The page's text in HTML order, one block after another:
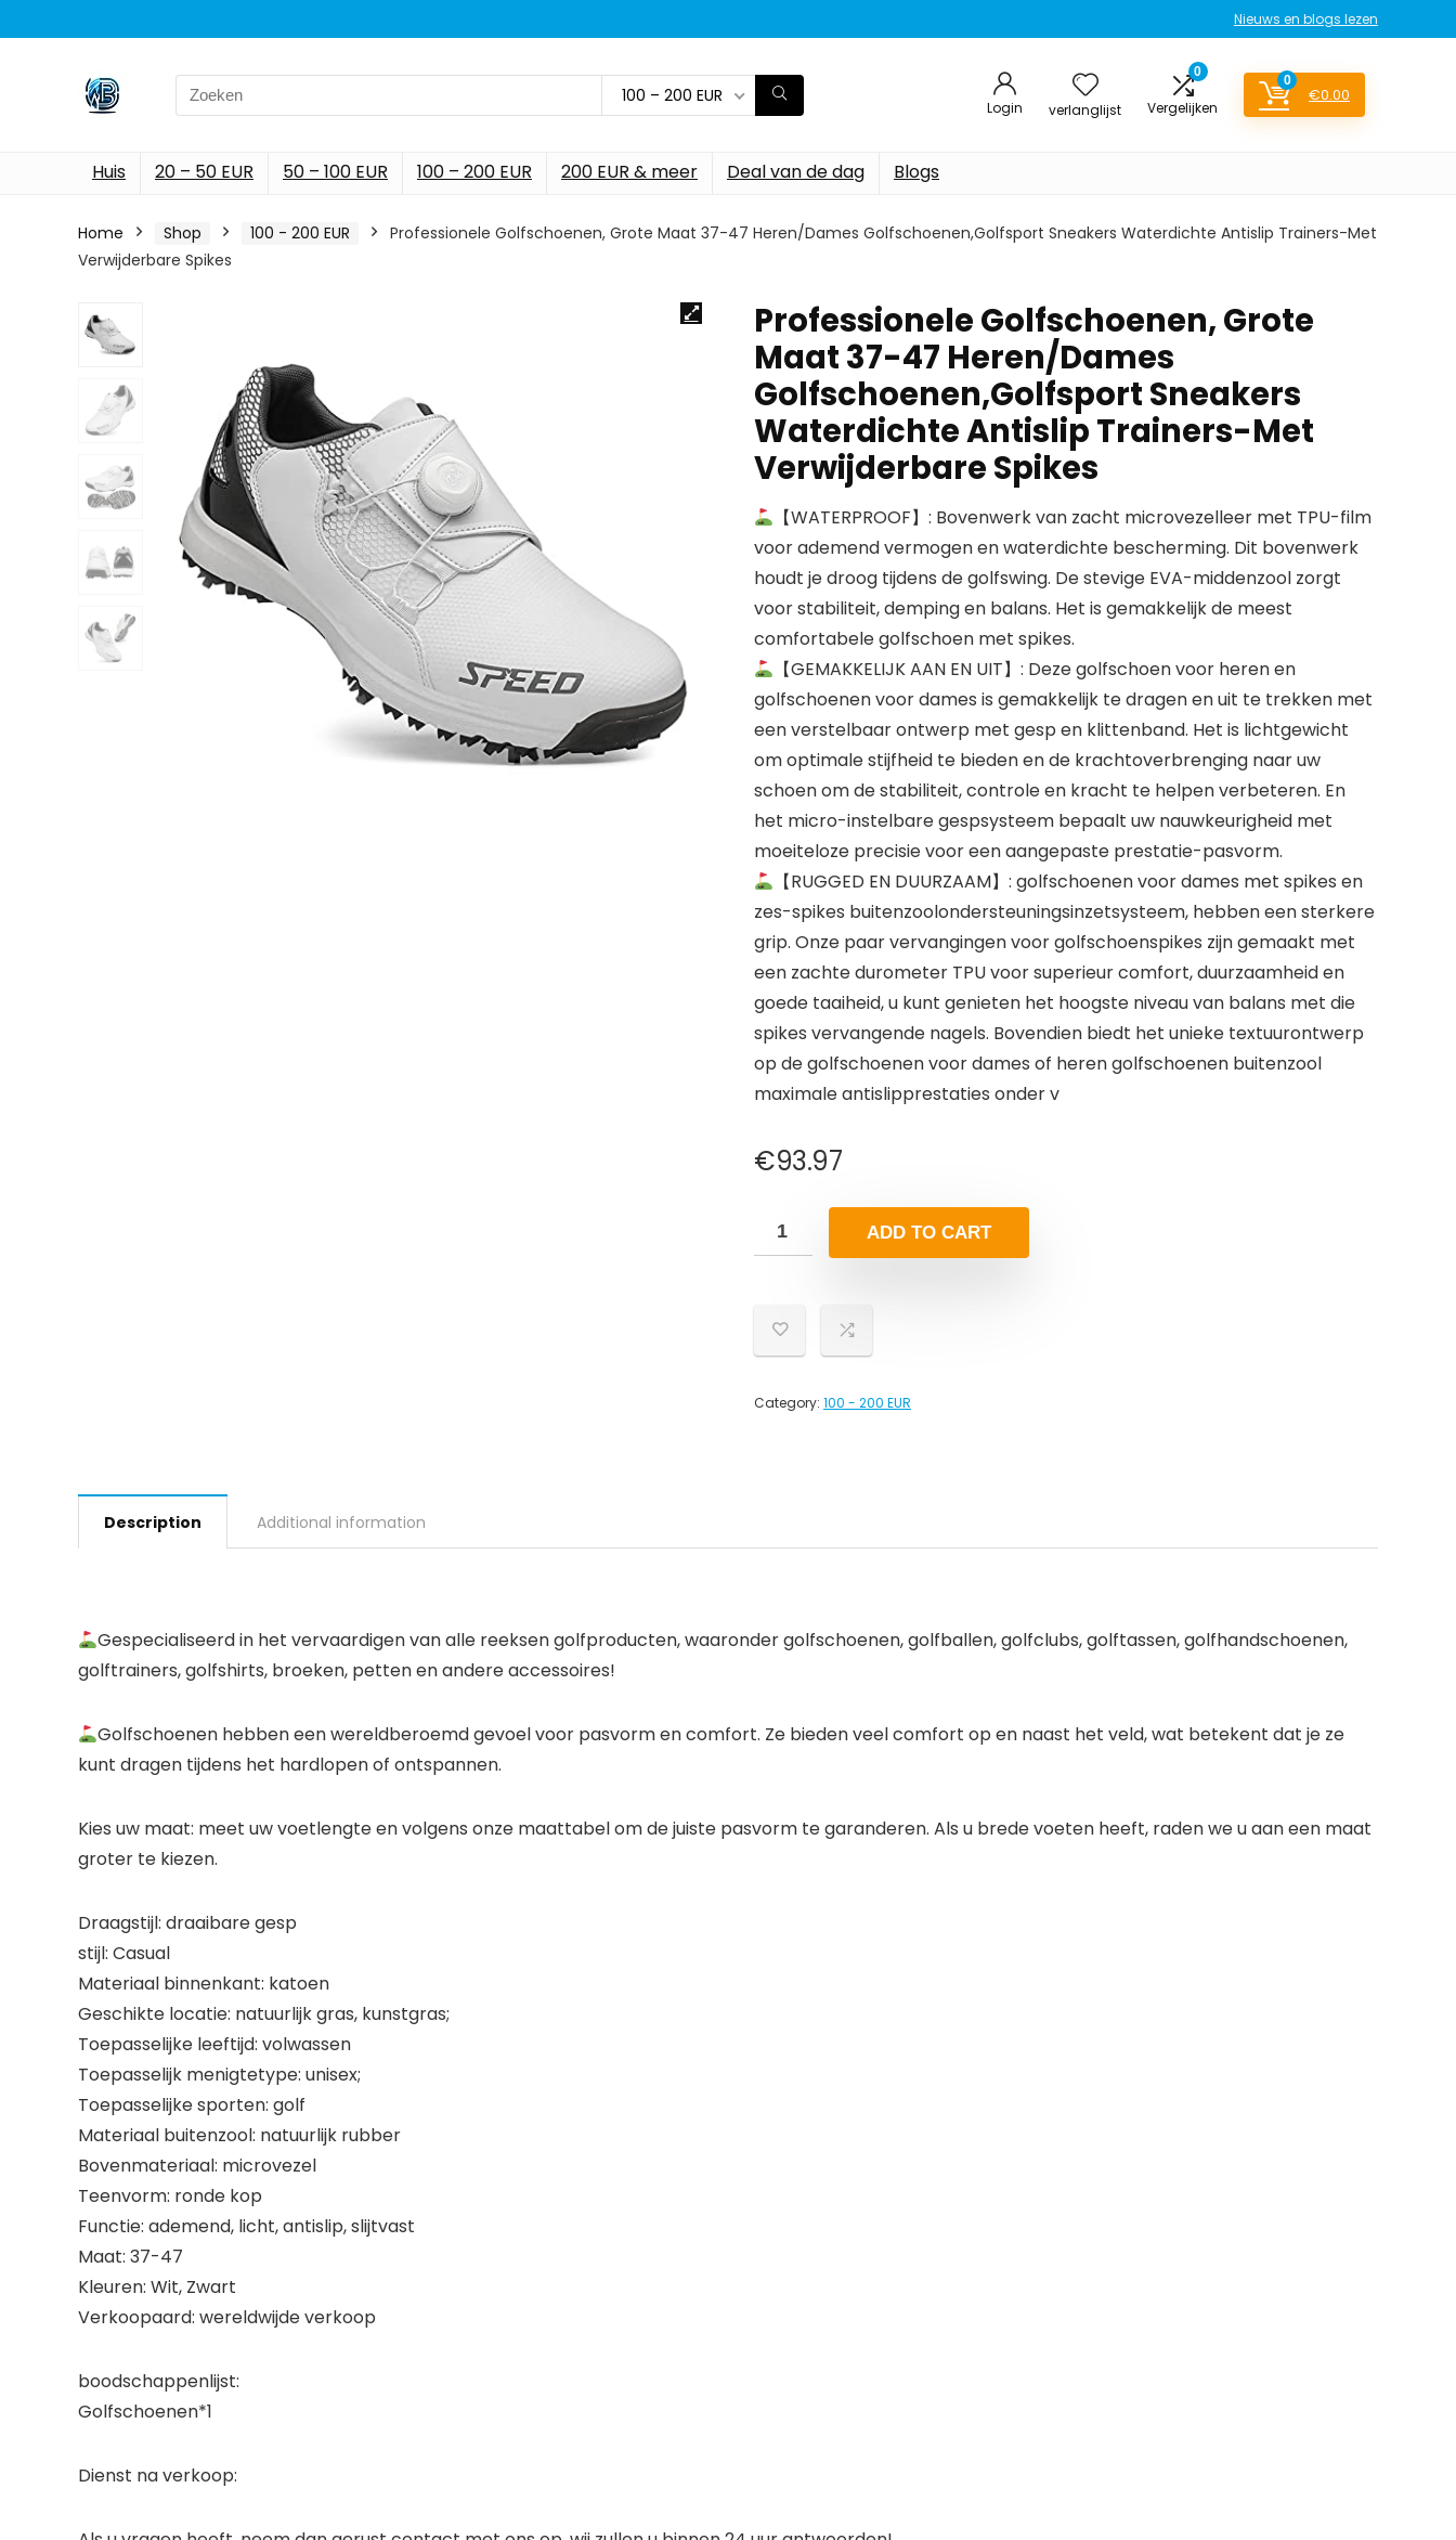
Nieuws en blogs lezen
Search
for:
100 – 200 EUR
Login verlanglijst
0
Vergelijken
0
€0.00
Huis 20 – 50 EUR 50 – 100 EUR 100 – 200 EUR 200 EUR & meer Deal van de dag Blogs
Home Shop 100 - 200 EUR
Professionele Golfschoenen, Grote Maat 37-47 Heren/Dames Golfschoenen,Golfsport Sneakers Waterdichte Antislip Trainers-Met
Verwijderbare Spikes
Professionele Golfschoenen, Grote
Maat 37-47 Heren/Dames
Golfschoenen,Golfsport Sneakers
Waterdichte Antislip Trainers-Met
Verwijderbare Spikes
【WATERPROOF】: Bovenwerk van zacht microvezelleer met TPU-film
voor ademend vermogen en waterdichte bescherming. Dit bovenwerk
houdt je droog tijdens de golfswing. De stevige EVA-middenzool zorgt
voor stabiliteit, demping en balans. Het is gemakkelijk de meest
comfortabele golfschoen met spikes.
【GEMAKKELIJK AAN EN UIT】: Deze golfschoen voor heren en
golfschoenen voor dames is gemakkelijk te dragen en uit te trekken met
een verstelbaar ontwerp met gesp en klittenband. Het is lichtgewicht
om optimale stijfheid te bieden en de krachtoverbrenging naar uw
schoen om de stabiliteit, controle en kracht te helpen verbeteren. En
het micro-instelbare gespsysteem bepaalt uw nauwkeurigheid met
moeiteloze precisie voor een aangepaste prestatie-pasvorm.
【RUGGED EN DUURZAAM】: golfschoenen voor dames met spikes en
zes-spikes buitenzoolondersteuningsinzetsysteem, hebben een sterkere
grip. Onze paar vervangingen voor golfschoenspikes zijn gemaakt met
een zachte durometer TPU voor superieur comfort, duurzaamheid en
goede taaiheid, u kunt genieten het hoogste niveau van balans met die
spikes vervangende nagels. Bovendien biedt het unieke textuurontwerp
op de golfschoenen voor dames of heren golfschoenen buitenzool
maximale antislipprestaties onder v
€93.97
ADD TO CART
Category: 100 - 200 EUR
Description Additional information
Gespecialiseerd in het vervaardigen van alle reeksen golfproducten, waaronder golfschoenen, golfballen, golfclubs, golftassen, golfhandschoenen,
golftrainers, golfshirts, broeken, petten en andere accessoires!
Golfschoenen hebben een wereldberoemd gevoel voor pasvorm en comfort. Ze bieden veel comfort op en naast het veld, wat betekent dat je ze
kunt dragen tijdens het hardlopen of ontspannen.
Kies uw maat: meet uw voetlengte en volgens onze maattabel om de juiste pasvorm te garanderen. Als u brede voeten heeft, raden we u aan een maat
groter te kiezen.
Draagstijl: draaibare gesp
stijl: Casual
Materiaal binnenkant: katoen
Geschikte locatie: natuurlijk gras, kunstgras;
Toepasselijke leeftijd: volwassen
Toepasselijk menigtetype: unisex;
Toepasselijke sporten: golf
Materiaal buitenzool: natuurlijk rubber
Bovenmateriaal: microvezel
Teenvorm: ronde kop
Functie: ademend, licht, antislip, slijtvast
Maat: 37-47
Kleuren: Wit, Zwart
Verkoopaard: wereldwijde verkoop
boodschappenlijst:
Golfschoenen*1
Dienst na verkoop: